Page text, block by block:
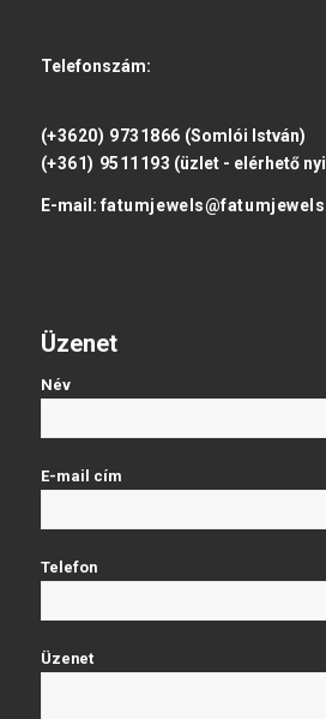
Telefonszám:
(+3620) 9731866 (Somlói István)
(+361) 9511193 (üzlet - elérhető
E-mail:
Üzenet
Név
E-mail cím
Telefon
Üzenet